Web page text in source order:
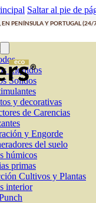
Saltar al pie de
EN PENÍNSULA Y PORTUGAL
Líquidos
Solidos
y decorativas
de Carencias
y Engorde
del suelo
húmicos
primas
Cultivos y Plantas
interior